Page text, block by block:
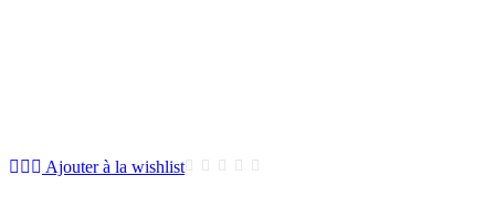
Ajouter à la wishlist